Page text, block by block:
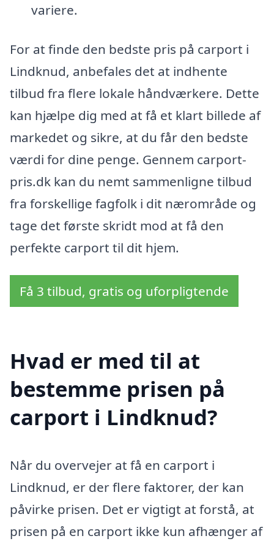
variere.
For at finde den bedste pris på carport i
Lindknud, anbefales det at indhente
tilbud fra flere lokale håndværkere. Dette
kan hjælpe dig med at få et klart billede af
markedet og sikre, at du får den bedste
værdi for dine penge. Gennem carport-
pris.dk kan du nemt sammenligne tilbud
fra forskellige fagfolk i dit nærområde og
tage det første skridt mod at få den
perfekte carport til dit hjem.
Få 3 tilbud, gratis og uforpligtende
Hvad er med til at
bestemme prisen på
carport i Lindknud?
Når du overvejer at få en carport i
Lindknud, er der flere faktorer, der kan
påvirke prisen. Det er vigtigt at forstå, at
prisen på en carport ikke kun afhænger af